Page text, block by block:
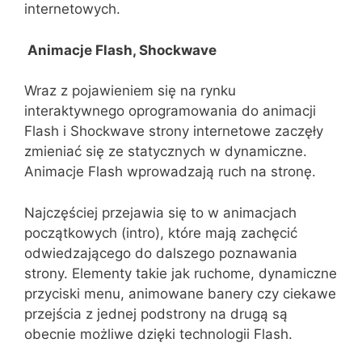
internetowych.
Animacje Flash, Shockwave
Wraz z pojawieniem się na rynku
interaktywnego oprogramowania do animacji
Flash i Shockwave strony internetowe zaczęły
zmieniać się ze statycznych w dynamiczne.
Animacje Flash wprowadzają ruch na stronę.
Najczęściej przejawia się to w animacjach
początkowych (intro), które mają zachęcić
odwiedzającego do dalszego poznawania
strony. Elementy takie jak ruchome, dynamiczne
przyciski menu, animowane banery czy ciekawe
przejścia z jednej podstrony na drugą są
obecnie możliwe dzięki technologii Flash.